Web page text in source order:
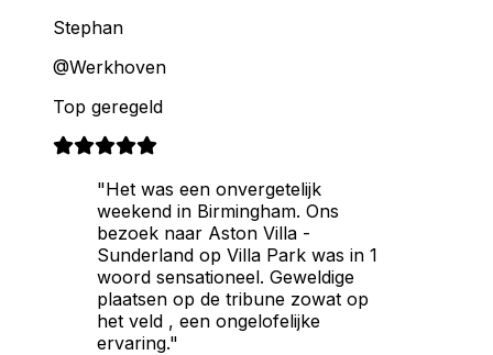
Stephan
@Werkhoven
Top geregeld
"Het was een onvergetelijk
weekend in Birmingham. Ons
bezoek naar Aston Villa -
Sunderland op Villa Park was in 1
woord sensationeel. Geweldige
plaatsen op de tribune zowat op
het veld , een ongelofelijke
ervaring."